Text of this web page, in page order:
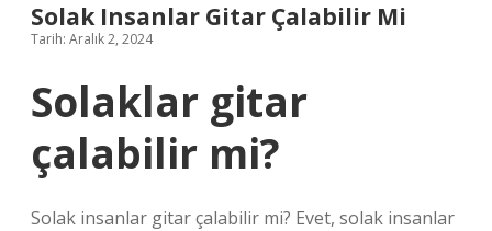
Solak Insanlar Gitar Çalabilir Mi
Tarih: Aralık 2, 2024
Solaklar gitar
çalabilir mi?
Solak insanlar gitar çalabilir mi? Evet, solak insanlar